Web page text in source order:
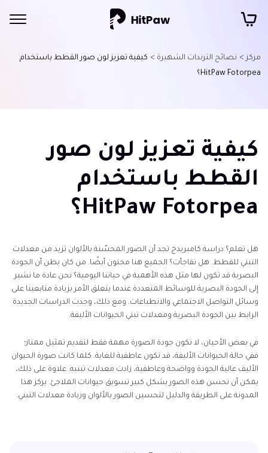
مركز > نصائح الترندات الشهيرة > كيفية تعزيز لون صور القطط باستخدام
HitPaw Fotorpea؟
كيفية تعزيز لون صور
القطط باستخدام
HitPaw Fotorpea؟
هل تعلم؟ دراسة كامبريدج تجد أن الصور المحسّنة بالألوان تزيد من معدلات
التبني للقطط. هل تفاجأت؟ الجميع هنا مجنون أيضًا. من كان يظن أن الجودة
البصرية قد تكون لها مثل هذه الأهمية في حياتنا اليومية؟ نحن عادة ما نشير
إلى الجودة البصرية للوسائط المتعددة عندما يتعلق الأمر بزيادة متابعينا على
وسائل التواصل الاجتماعي والانطباعات. ومع ذلك، وجدت الدراسات الجديدة
الرابط بين الجودة البصرية ومعدلات تبني الحيوانات الأليفة.
في بعض الأحيان، لا تكون جودة الصورة مهمة فقط لتقديم تمثيل ممتاز؛
ففي حالة الحيوانات الأليفة، قد تكون عاطفية للغاية. كلما كانت صورة الحيوان
الأليف عالية الجودة وواضحة وعاطفية، زادت معدلات تبنيه. علاوة على ذلك،
يمكن أن تحسن هذه الصور بشكل كبير تسويق حيوانات الملاجئ. يركز هذا
المدونة على الطريقة والدليل لتحسين الصور بالألوان وزيادة معدلات التبني.